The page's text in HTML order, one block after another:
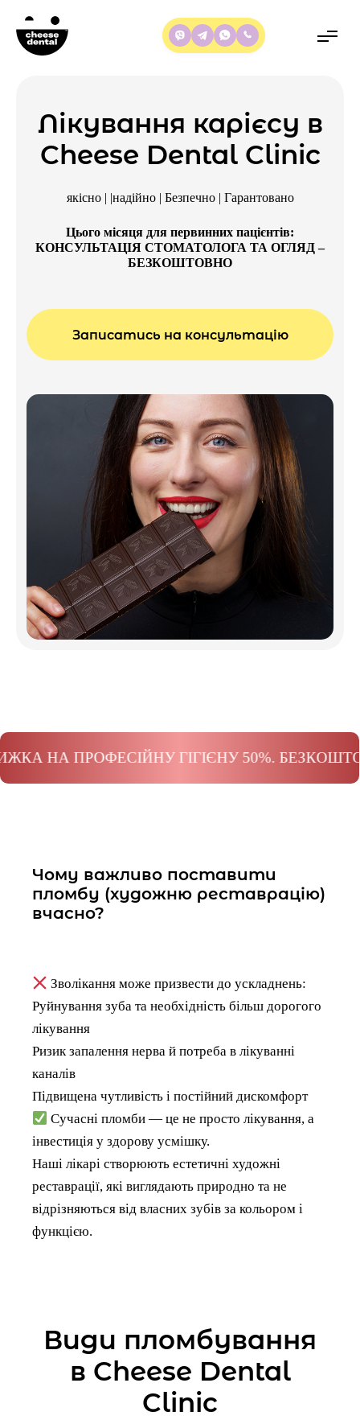
Лікування карієсу в
Cheese Dental Clinic
якісно | |надійно | Безпечно | Гарантовано
Цього місяця для первинних пацієнтів:
КОНСУЛЬТАЦІЯ СТОМАТОЛОГА ТА ОГЛЯД –
БЕЗКОШТОВНО
Записатись на консультацію
ПРОФЕСІЙНУ ГІГІЄНУ 50%. БЕЗКОШТОВНА
Чому важливо поставити
пломбу (художню реставрацію)
вчасно?
Зволікання може призвести до ускладнень:
Руйнування зуба та необхідність більш дорогого
лікування
Ризик запалення нерва й потреба в лікуванні
каналів
Підвищена чутливість і постійний дискомфорт
Сучасні пломби — це не просто лікування, а
інвестиція у здорову усмішку.
Наші лікарі створюють естетичні художні
реставрації, які виглядають природно та не
відрізняються від власних зубів за кольором і
функцією.
Види пломбування
в Cheese Dental
Clinic